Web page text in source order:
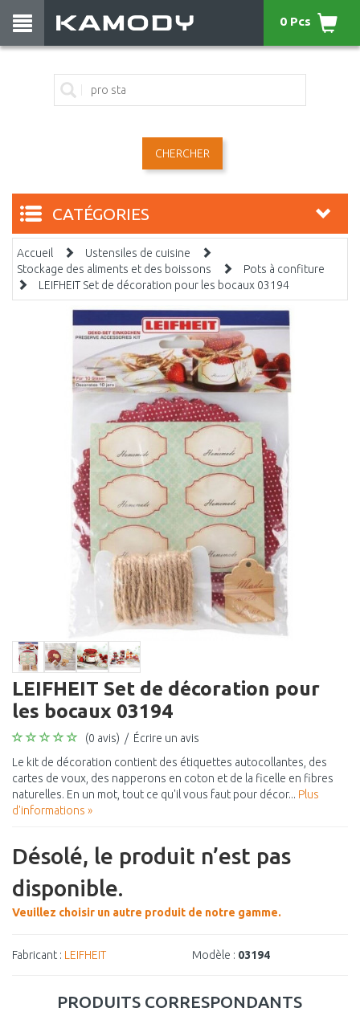
CHERCHER
0 Pcs
CATÉGORIES
Accueil
Ustensiles de cuisine
Stockage des aliments et des boissons
Pots à confiture
LEIFHEIT Set de décoration pour les bocaux 03194
LEIFHEIT Set de décoration pour
les bocaux 03194
(0 avis) / Écrire un avis
Le kit de décoration contient des étiquettes autocollantes, des
cartes de voux, des napperons en coton et de la ficelle en fibres
naturelles. En un mot, tout ce qu'il vous faut pour décor... Plus
d'informations »
Désolé, le produit n’est pas
disponible.
Veuillez choisir un autre produit de notre gamme.
Fabricant : LEIFHEIT Modèle : 03194
PRODUITS CORRESPONDANTS